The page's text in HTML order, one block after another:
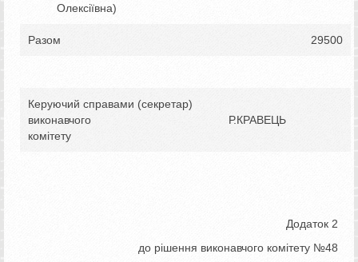
Олексіївна)
Разом 29500
Керуючий справами (секретар)
виконавчого
комітету
Р.КРАВЕЦЬ
Додаток 2
до рішення виконавчого комітету №48